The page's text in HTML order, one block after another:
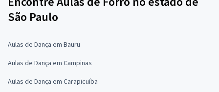
São Paulo
Aulas de Dança em Bauru
Aulas de Dança em Campinas
Aulas de Dança em Carapicuíba